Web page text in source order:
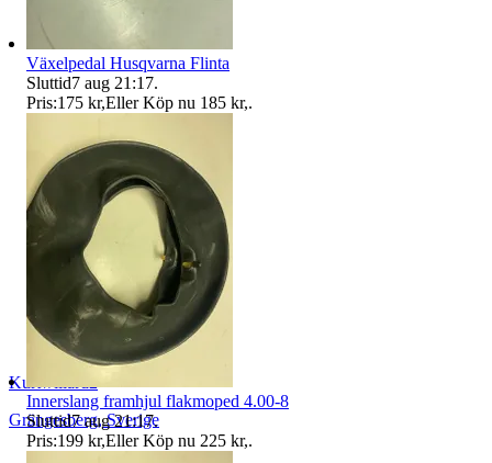
Kurtwillard2
Grängesberg,Sverige
Växelpedal Husqvarna Flinta
Sluttid7 aug 21:17.
Pris:175 kr,Eller Köp nu 185 kr,.
Innerslang framhjul flakmoped 4.00-8
Sluttid7 aug 21:17.
Pris:199 kr,Eller Köp nu 225 kr,.